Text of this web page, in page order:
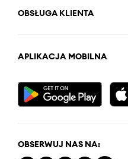
OBSŁUGA KLIENTA
APLIKACJA MOBILNA
OBSERWUJ NAS NA: